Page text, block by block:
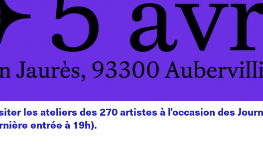
les ateliers des 270 artistes à l'occasion des
entrée à 19h).